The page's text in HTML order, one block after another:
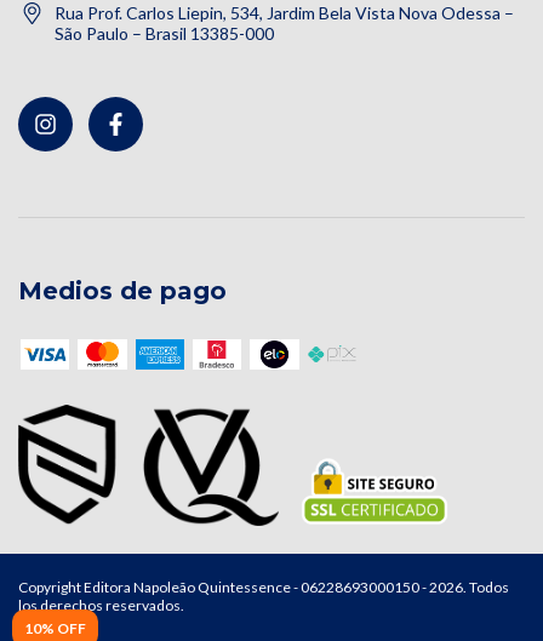
10% OFF
Rua Prof. Carlos Liepin, 534, Jardim Bela Vista Nova Odessa –
São Paulo – Brasil 13385-000
Medios de pago
Copyright Editora Napoleão Quintessence - 06228693000150 - 2026. Todos
los derechos reservados.